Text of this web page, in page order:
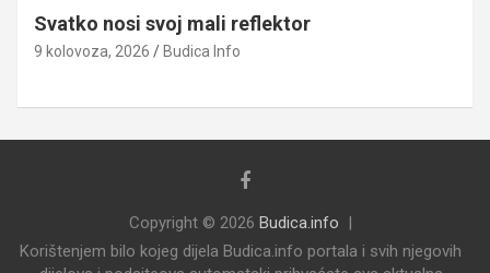
Svatko nosi svoj mali reflektor
9 kolovoza, 2026 Budica Info
Copyright © 2026 Budica.info
Korištenjem bilo kojeg dijela Budica.info portala i svih njegovih